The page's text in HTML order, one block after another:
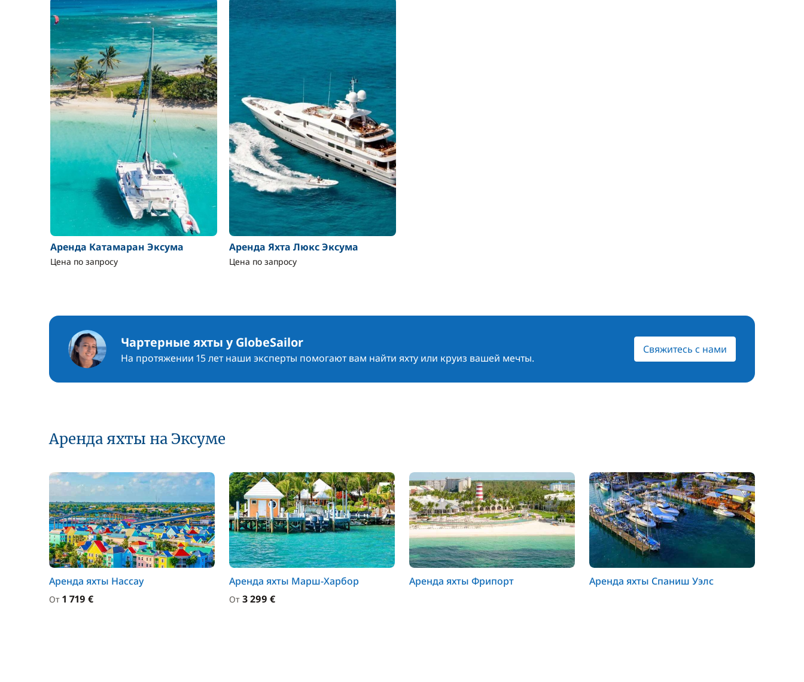
Аренда Катамаран Эксума
Цена по запросу
Аренда Яхта Люкс Эксума
Цена по запросу
Чартерные яхты у GlobeSailor
На протяжении 15 лет наши эксперты помогают вам найти яхту или круиз вашей мечты.
Свяжитесь с нами
Аренда яхты на Эксуме
Аренда яхты Нассау
От 1 719 €
Аренда яхты Марш-Харбор
От 3 299 €
Аренда яхты Фрипорт Аренда яхты Спаниш Уэлс